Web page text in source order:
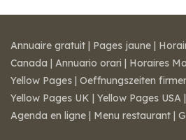
Annuaire gratuit | Pages jaune |
Canada | Annuario orari | Horaires
Yellow Pages | Oeffnungszeiten
Yellow Pages UK | Yellow Pages USA |
Agenda en ligne | Menu restaurant |